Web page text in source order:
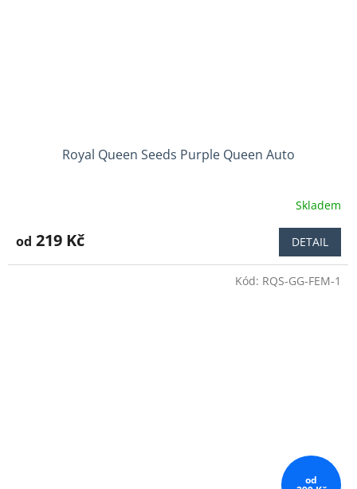
Royal Queen Seeds Purple Queen Auto
produktu
5,0
Skladem
od 219 Kč DETAIL
od
Kód: RQS-GG-FEM-1